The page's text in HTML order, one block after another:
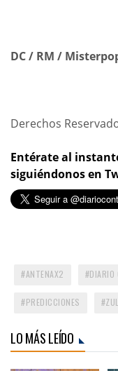
DC / RM /
Derechos
Entérate al
siguiéndonos en
ANTENAX2 DIARIO
PREDICCIONES
LO MÁS LEÍDO